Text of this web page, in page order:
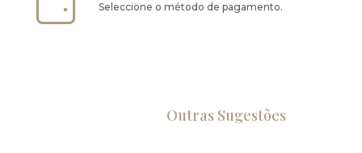
Seleccione o método de pagamento.
Outras Sugestões